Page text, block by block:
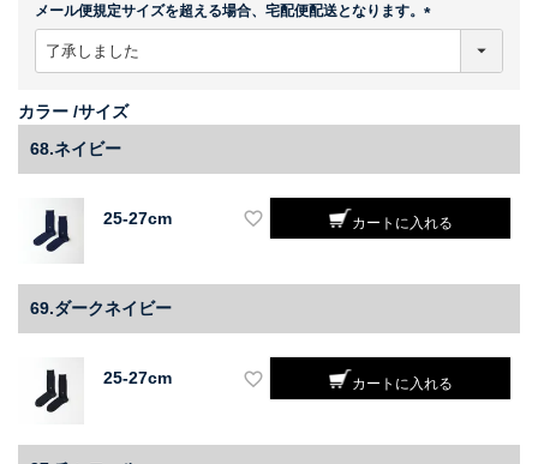
メール便規定サイズを超える場合、宅配便配送となります。
カラー サイズ
68.ネイビー
25-27cm カートに入れる
69.ダークネイビー
25-27cm カートに入れる